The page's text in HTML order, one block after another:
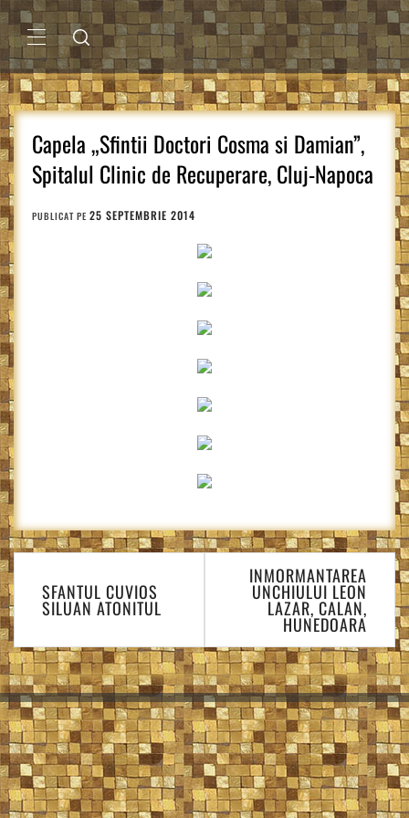
Sari
la
conținutMENIU
PRINCIPAL
Capela „Sfintii Doctori Cosma si Damian”,
Spitalul Clinic de Recuperare, Cluj-Napoca
PUBLICAT PE 25 SEPTEMBRIE 2014
Navigare
în
articole
SFANTUL CUVIOS
SILUAN ATONITUL
INMORMANTAREA
UNCHIULUI LEON
LAZAR, CALAN,
HUNEDOARA